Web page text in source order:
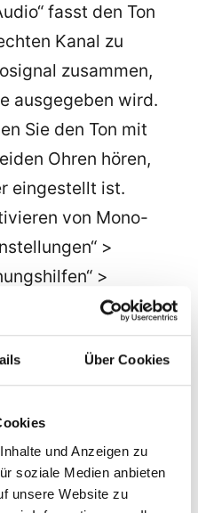
Über Cookies
und Anzeigen zu
soziale Medien anbieten
unsere Website zu
fasst den Ton
Kanal zu
zusammen,
ausgegeben wird.
Sie den Ton mit
Ohren hören,
eingestellt ist.
von Mono-
>
>
Wählen Sie
>